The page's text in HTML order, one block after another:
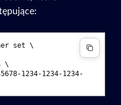
set \
\
1234-1234-1234-